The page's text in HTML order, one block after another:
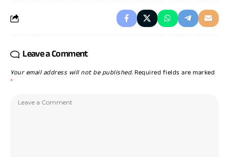
Leave a Comment
Your email address will not be published. Required fields are marked
*